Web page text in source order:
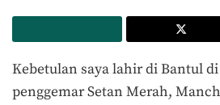
Kebetulan saya lahir di Bantul
penggemar Setan Merah,